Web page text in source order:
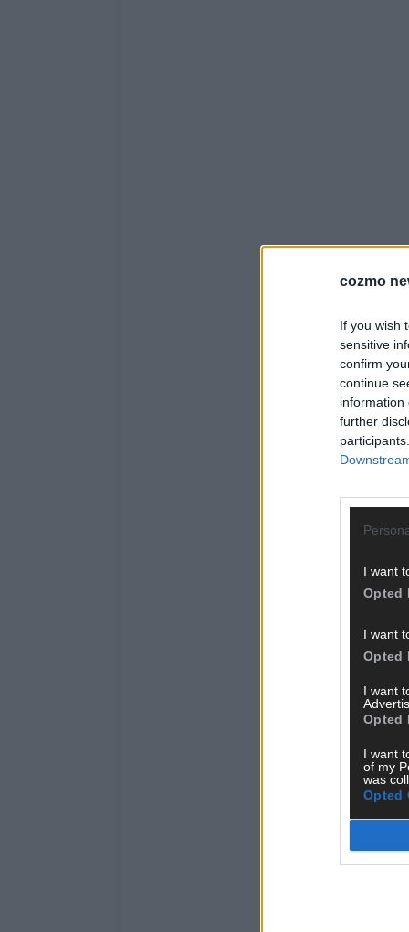
cozmo
If you wish
sensitive
confirm
continue
information
further
I want
Opted
I want
Opted
I want
Opted
I want
of my
was
Opted